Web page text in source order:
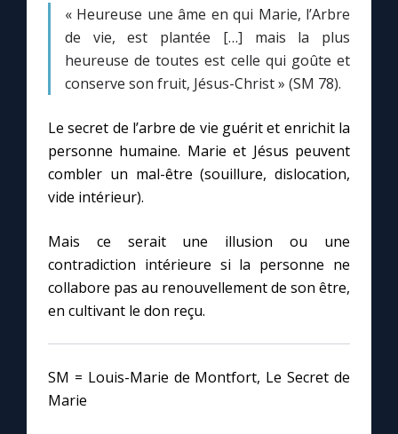
« Heureuse une âme en qui Marie, l’Arbre
de vie, est plantée […] mais la plus
heureuse de toutes est celle qui goûte et
conserve son fruit, Jésus-Christ » (SM 78).
Le secret de l’arbre de vie guérit et enrichit la
personne humaine. Marie et Jésus peuvent
combler un mal-être (souillure, dislocation,
vide intérieur).
Mais ce serait une illusion ou une
contradiction intérieure si la personne ne
collabore pas au renouvellement de son être,
en cultivant le don reçu.
SM = Louis-Marie de Montfort, Le Secret de
Marie